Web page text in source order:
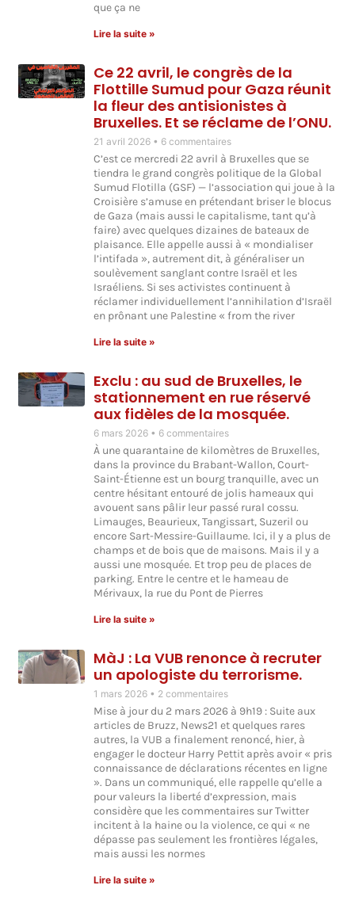
que ça ne
Lire la suite »
Ce 22 avril, le congrès de la
Flottille Sumud pour Gaza réunit
la fleur des antisionistes à
Bruxelles. Et se réclame de l’ONU.
21 avril 2026 6 commentaires
C’est ce mercredi 22 avril à Bruxelles que se
tiendra le grand congrès politique de la Global
Sumud Flotilla (GSF) — l’association qui joue à la
Croisière s’amuse en prétendant briser le blocus
de Gaza (mais aussi le capitalisme, tant qu’à
faire) avec quelques dizaines de bateaux de
plaisance. Elle appelle aussi à « mondialiser
l’intifada », autrement dit, à généraliser un
soulèvement sanglant contre Israël et les
Israéliens. Si ses activistes continuent à
réclamer individuellement l’annihilation d’Israël
en prônant une Palestine « from the river
Lire la suite »
Exclu : au sud de Bruxelles, le
stationnement en rue réservé
aux fidèles de la mosquée.
6 mars 2026 6 commentaires
À une quarantaine de kilomètres de Bruxelles,
dans la province du Brabant-Wallon, Court-
Saint-Étienne est un bourg tranquille, avec un
centre hésitant entouré de jolis hameaux qui
avouent sans pâlir leur passé rural cossu.
Limauges, Beaurieux, Tangissart, Suzeril ou
encore Sart-Messire-Guillaume. Ici, il y a plus de
champs et de bois que de maisons. Mais il y a
aussi une mosquée. Et trop peu de places de
parking. Entre le centre et le hameau de
Mérivaux, la rue du Pont de Pierres
Lire la suite »
MàJ : La VUB renonce à recruter
un apologiste du terrorisme.
1 mars 2026 2 commentaires
Mise à jour du 2 mars 2026 à 9h19 : Suite aux
articles de Bruzz, News21 et quelques rares
autres, la VUB a finalement renoncé, hier, à
engager le docteur Harry Pettit après avoir « pris
connaissance de déclarations récentes en ligne
». Dans un communiqué, elle rappelle qu’elle a
pour valeurs la liberté d’expression, mais
considère que les commentaires sur Twitter
incitent à la haine ou la violence, ce qui « ne
dépasse pas seulement les frontières légales,
mais aussi les normes
Lire la suite »